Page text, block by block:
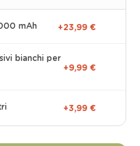
mAh +23,99 €
bianchi per
+9,99 €
+3,99 €